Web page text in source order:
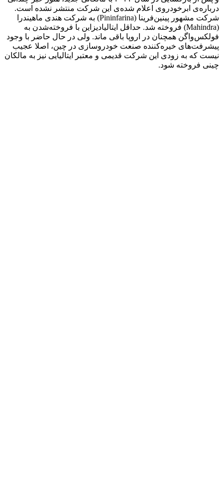
درباره‌ی ابرخودروی اعلام شده‌ی این شرکت منتشر نشده است.
شرکت مشهور پینین‌فرینا (Pininfarina) به شرکت هندی ماهیندرا
(Mahindra) فروخته شد. حداقل ایتالیادیزاین با فروخته‌شدن به
فولکس‌واگن همچنان در اروپا باقی ماند. ولی در حال حاضر با وجود
پیشرفت‌های خیره‌کننده صنعت خودروسازی در چین، اصلا عجیب
نیست که به زودی این شرکت قدیمی و معتبر ایتالیایی نیز به مالکان
چینی فروخته شود.